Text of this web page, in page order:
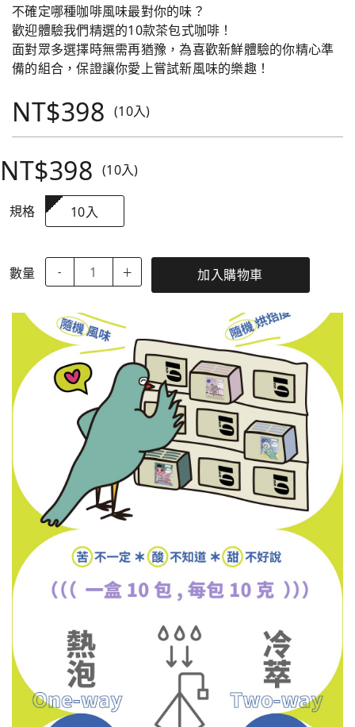
不確定哪種咖啡風味最對你的味？
歡迎體驗我們精選的10款茶包式咖啡！
面對眾多選擇時無需再猶豫，為喜歡新鮮體驗的你精心準
備的組合，保證讓你愛上嘗試新風味的樂趣！
NT$398 (10入)
NT$398 (10入)
規格 10入
數量 - ＋ 加入購物車